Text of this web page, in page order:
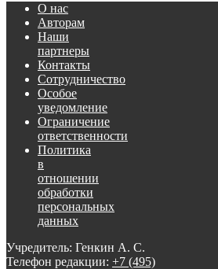
О нас
Авторам
Наши
партнеры
Контакты
Сотрудничество
Особое
уведомление
Ограничение
ответственности
Политика
в
отношении
обработки
персональных
данных
Учредитель: Генкин А. С.
Телефон редакции: +7 (495)